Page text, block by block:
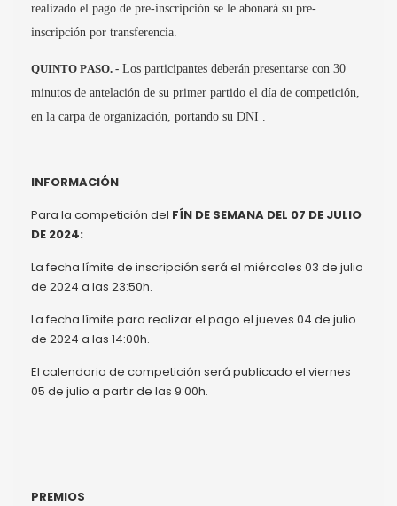
realizado el pago de pre-inscripción se le abonará su pre-
inscripción por transferencia.
QUINTO PASO. - Los participantes deberán presentarse con 30
minutos de antelación de su primer partido el día de competición,
en la carpa de organización, portando su DNI .
INFORMACIÓN
Para la competición del FÍN DE SEMANA DEL 07 DE JULIO
DE 2024:
La fecha límite de inscripción será el miércoles 03 de julio
de 2024 a las 23:50h.
La fecha límite para realizar el pago el jueves 04 de julio
de 2024 a las 14:00h.
El calendario de competición será publicado el viernes
05 de julio a partir de las 9:00h.
PREMIOS